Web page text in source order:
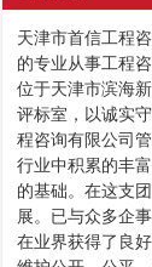
天津市首信工程
的专业从事工程
位于天津市滨海
评标室，以诚实
程咨询有限公司
行业中积累的丰
的基础。在这支
展。已与众多企
在业界获得了良